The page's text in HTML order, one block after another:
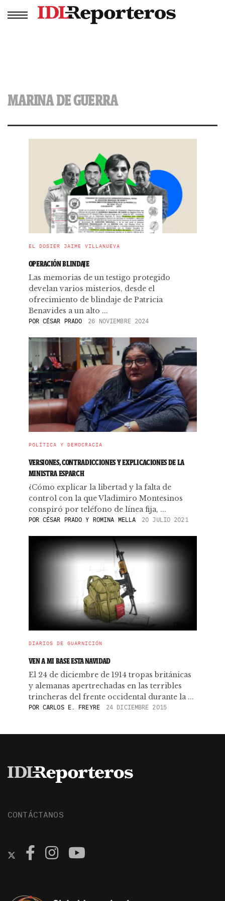
MARINA DE GUERRA
EL DOSIER JAIME VILLANUEVA
OPERACIÓN BLINDAJE
Las memorias de un testigo protegido
develan varios misterios, desde el
ofrecimiento de blindaje de Patricia
Benavides a un alto ...
POR CÉSAR PRADO 26 NOVIEMBRE 2024
POLÍTICA Y DEMOCRACIA
VERSIONES, CONTRADICCIONES Y EXPLICACIONES DE LA
MINISTRA ESPARCH
¿Cómo explicar la libertad y la falta de
control con la que Vladimiro Montesinos
conspiró por teléfono de línea fija, ...
PORCÉSAR PRADO Y ROMINA MELLA 20 JULIO 2021
DIARIOS DE GUARNICIÓN
VEN A MI BASE ESTA NAVIDAD
El 24 de diciembre de 1914 tropas británicas
y alemanas apertrechadas en las terribles
trincheras del frente occidental durante la ...
PORCARLOS E. FREYRE 24 DICIEMBRE 2015
CONTÁCTANOS